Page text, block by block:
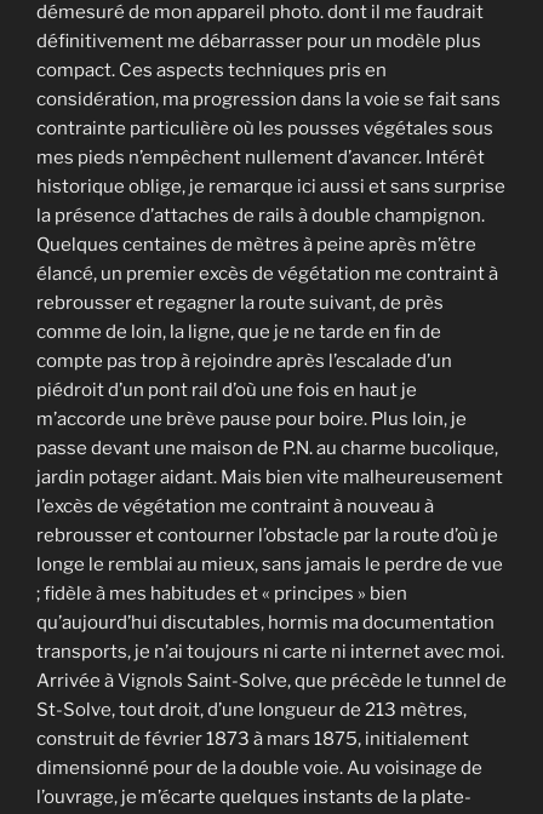
démesuré de mon appareil photo. dont il me faudrait
définitivement me débarrasser pour un modèle plus
compact. Ces aspects techniques pris en
considération, ma progression dans la voie se fait sans
contrainte particulière où les pousses végétales sous
mes pieds n’empêchent nullement d’avancer. Intérêt
historique oblige, je remarque ici aussi et sans surprise
la présence d’attaches de rails à double champignon.
Quelques centaines de mètres à peine après m’être
élancé, un premier excès de végétation me contraint à
rebrousser et regagner la route suivant, de près
comme de loin, la ligne, que je ne tarde en fin de
compte pas trop à rejoindre après l’escalade d’un
piédroit d’un pont rail d’où une fois en haut je
m’accorde une brève pause pour boire. Plus loin, je
passe devant une maison de P.N. au charme bucolique,
jardin potager aidant. Mais bien vite malheureusement
l’excès de végétation me contraint à nouveau à
rebrousser et contourner l’obstacle par la route d’où je
longe le remblai au mieux, sans jamais le perdre de vue
; fidèle à mes habitudes et « principes » bien
qu’aujourd’hui discutables, hormis ma documentation
transports, je n’ai toujours ni carte ni internet avec moi.
Arrivée à Vignols Saint-Solve, que précède le tunnel de
St-Solve, tout droit, d’une longueur de 213 mètres,
construit de février 1873 à mars 1875, initialement
dimensionné pour de la double voie. Au voisinage de
l’ouvrage, je m’écarte quelques instants de la plate-